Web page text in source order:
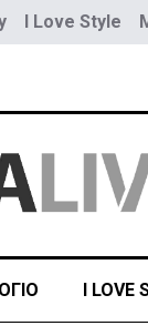
I Love Style
I LOVE